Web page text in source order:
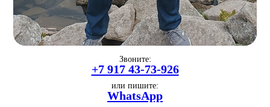
Звоните:
+7 917 43-73-926
или пишите:
WhatsApp